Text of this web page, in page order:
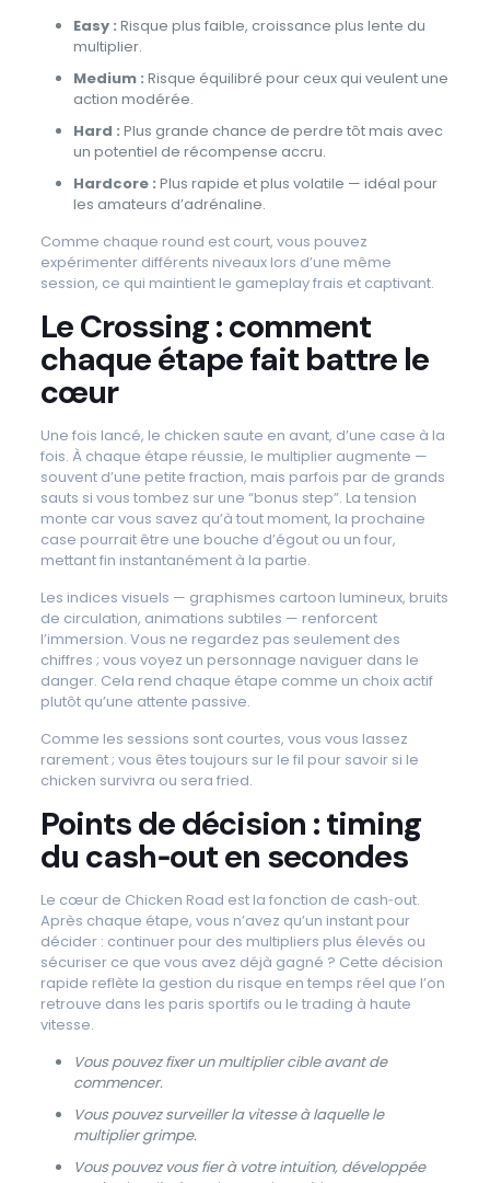
Easy : Risque plus faible, croissance plus lente du
multiplier.
Medium : Risque équilibré pour ceux qui veulent une
action modérée.
Hard : Plus grande chance de perdre tôt mais avec
un potentiel de récompense accru.
Hardcore : Plus rapide et plus volatile — idéal pour
les amateurs d’adrénaline.
Comme chaque round est court, vous pouvez
expérimenter différents niveaux lors d’une même
session, ce qui maintient le gameplay frais et captivant.
Le Crossing : comment
chaque étape fait battre le
cœur
Une fois lancé, le chicken saute en avant, d’une case à la
fois. À chaque étape réussie, le multiplier augmente —
souvent d’une petite fraction, mais parfois par de grands
sauts si vous tombez sur une “bonus step”. La tension
monte car vous savez qu’à tout moment, la prochaine
case pourrait être une bouche d’égout ou un four,
mettant fin instantanément à la partie.
Les indices visuels — graphismes cartoon lumineux, bruits
de circulation, animations subtiles — renforcent
l’immersion. Vous ne regardez pas seulement des
chiffres ; vous voyez un personnage naviguer dans le
danger. Cela rend chaque étape comme un choix actif
plutôt qu’une attente passive.
Comme les sessions sont courtes, vous vous lassez
rarement ; vous êtes toujours sur le fil pour savoir si le
chicken survivra ou sera fried.
Points de décision : timing
du cash‑out en secondes
Le cœur de Chicken Road est la fonction de cash‑out.
Après chaque étape, vous n’avez qu’un instant pour
décider : continuer pour des multipliers plus élevés ou
sécuriser ce que vous avez déjà gagné ? Cette décision
rapide reflète la gestion du risque en temps réel que l’on
retrouve dans les paris sportifs ou le trading à haute
vitesse.
Vous pouvez fixer un multiplier cible avant de
commencer.
Vous pouvez surveiller la vitesse à laquelle le
multiplier grimpe.
Vous pouvez vous fier à votre intuition, développée